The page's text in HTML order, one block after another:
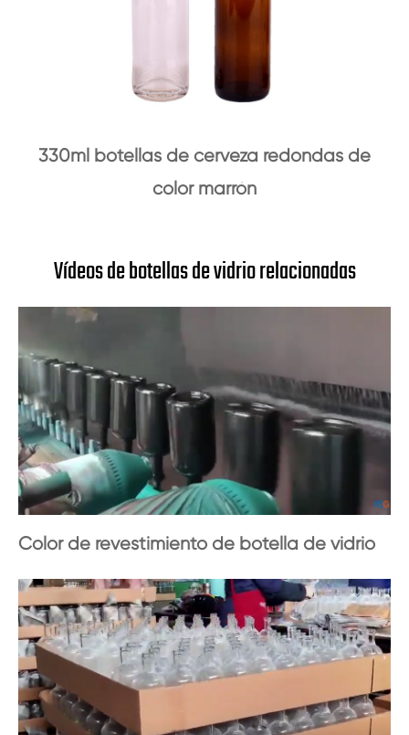
330ml botellas de cerveza redondas de
color marrón
Vídeos de botellas de vidrio relacionadas
Color de revestimiento de botella de vidrio